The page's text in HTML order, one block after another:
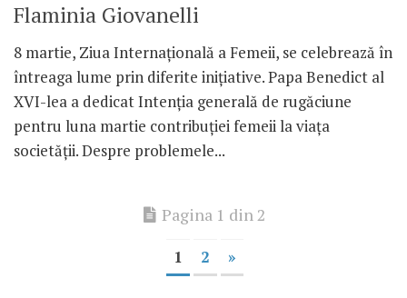
Flaminia Giovanelli
8 martie, Ziua Internaţională a Femeii, se celebrează în
întreaga lume prin diferite iniţiative. Papa Benedict al
XVI-lea a dedicat Intenţia generală de rugăciune
pentru luna martie contribuţiei femeii la viaţa
societăţii. Despre problemele...
Pagina 1 din 2
1 2 »